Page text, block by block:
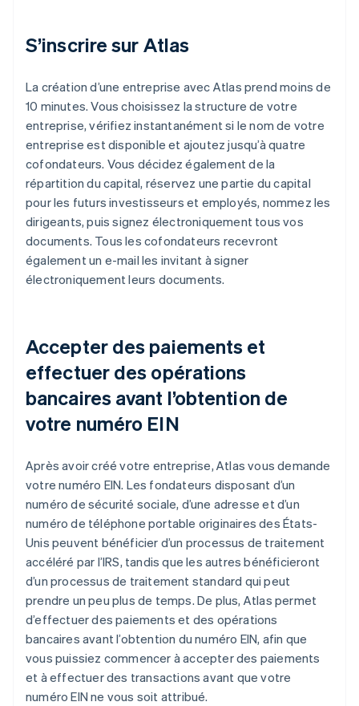
S’inscrire sur Atlas
La création d’une entreprise avec Atlas prend moins de
10 minutes. Vous choisissez la structure de votre
entreprise, vérifiez instantanément si le nom de votre
entreprise est disponible et ajoutez jusqu’à quatre
cofondateurs. Vous décidez également de la
répartition du capital, réservez une partie du capital
pour les futurs investisseurs et employés, nommez les
dirigeants, puis signez électroniquement tous vos
documents. Tous les cofondateurs recevront
également un e-mail les invitant à signer
électroniquement leurs documents.
Accepter des paiements et
effectuer des opérations
bancaires avant l’obtention de
votre numéro EIN
Après avoir créé votre entreprise, Atlas vous demande
votre numéro EIN. Les fondateurs disposant d’un
numéro de sécurité sociale, d’une adresse et d’un
numéro de téléphone portable originaires des États-
Unis peuvent bénéficier d’un processus de traitement
accéléré par l’IRS, tandis que les autres bénéficieront
d’un processus de traitement standard qui peut
prendre un peu plus de temps. De plus, Atlas permet
d’effectuer des paiements et des opérations
bancaires avant l’obtention du numéro EIN, afin que
vous puissiez commencer à accepter des paiements
et à effectuer des transactions avant que votre
numéro EIN ne vous soit attribué.